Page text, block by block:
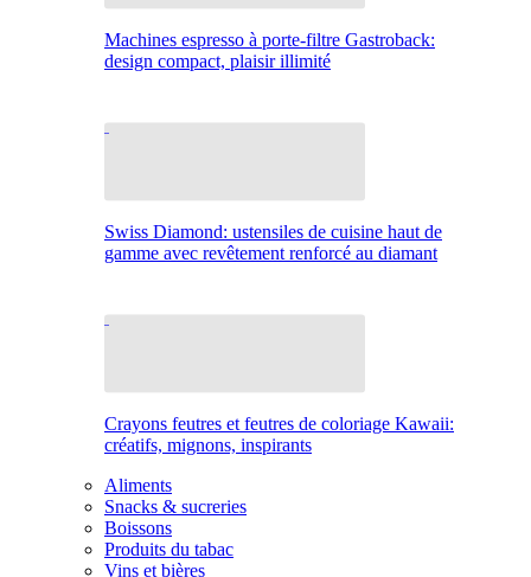
Machines espresso à porte-filtre Gastroback:
design compact, plaisir illimité
Swiss Diamond: ustensiles de cuisine haut de
gamme avec revêtement renforcé au diamant
Crayons feutres et feutres de coloriage Kawaii:
créatifs, mignons, inspirants
Aliments
Snacks & sucreries
Boissons
Produits du tabac
Vins et bières